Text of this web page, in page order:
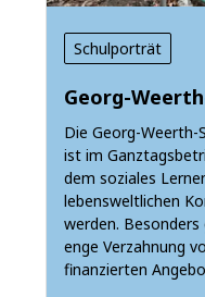
Schulporträt
Georg-
Die Georg-Weerth-
ist im
dem soziales
lebensweltlichen
werden.
enge Verzahnung
finanzierten